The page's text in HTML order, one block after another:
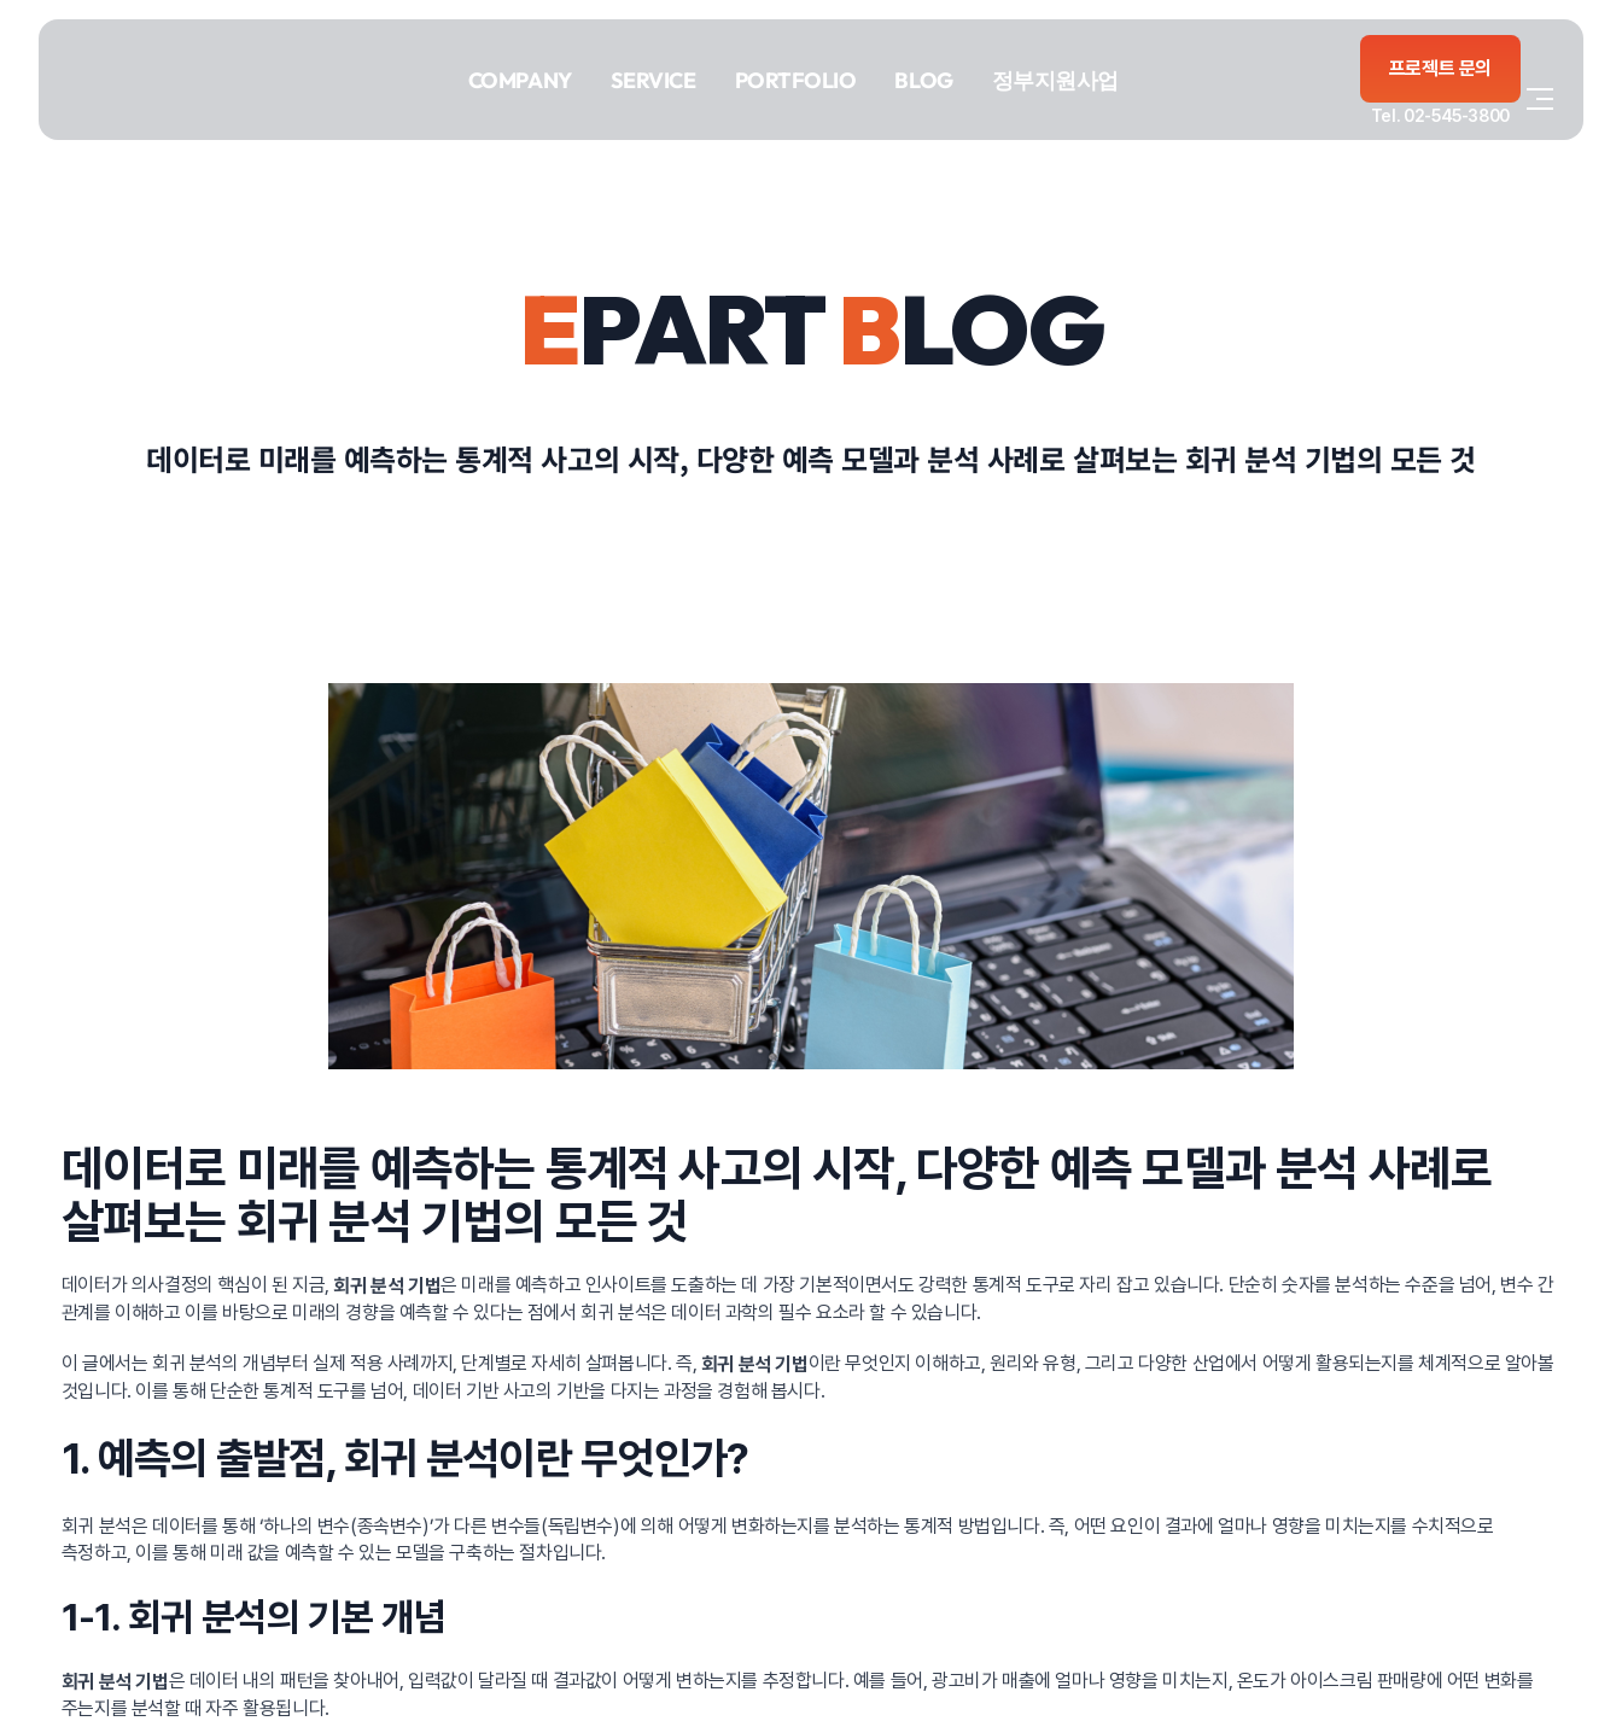
건너뛰기
COMPANY SERVICE PORTFOLIO BLOG 정부지원사업 프로젝트 문의
Tel. 02-545-3800
PORTFOLIO
EPARTBLOG
데이터로 미래를 예측하는 통계적 사고의 시작, 다양한 예측 모델과 분석 사례로 살펴보는 회귀 분석 기법의 모든 것
데이터로 미래를 예측하는 통계적 사고의 시작, 다양한 예측 모델과 분석 사례로
살펴보는 회귀 분석 기법의 모든 것
데이터가 의사결정의 핵심이 된 지금,회귀 분석 기법은 미래를 예측하고 인사이트를 도출하는 데 가장 기본적이면서도 강력한 통계적 도구로 자리 잡고 있습니다. 단순히 숫자를 분석하는 수준을 넘어, 변수 간
관계를 이해하고 이를 바탕으로 미래의 경향을 예측할 수 있다는 점에서 회귀 분석은 데이터 과학의 필수 요소라 할 수 있습니다.
이 글에서는 회귀 분석의 개념부터 실제 적용 사례까지, 단계별로 자세히 살펴봅니다. 즉, 회귀 분석 기법이란 무엇인지 이해하고, 원리와 유형, 그리고 다양한 산업에서 어떻게 활용되는지를 체계적으로 알아볼
것입니다. 이를 통해 단순한 통계적 도구를 넘어, 데이터 기반 사고의 기반을 다지는 과정을 경험해 봅시다.
1. 예측의 출발점, 회귀 분석이란 무엇인가?
회귀 분석은 데이터를 통해 ‘하나의 변수(종속변수)’가 다른 변수들(독립변수)에 의해 어떻게 변화하는지를 분석하는 통계적 방법입니다. 즉, 어떤 요인이 결과에 얼마나 영향을 미치는지를 수치적으로
측정하고, 이를 통해 미래 값을 예측할 수 있는 모델을 구축하는 절차입니다.
1-1. 회귀 분석의 기본 개념
회귀 분석 기법은 데이터 내의 패턴을 찾아내어, 입력값이 달라질 때 결과값이 어떻게 변하는지를 추정합니다. 예를 들어, 광고비가 매출에 얼마나 영향을 미치는지, 온도가 아이스크림 판매량에 어떤 변화를
주는지를 분석할 때 자주 활용됩니다.